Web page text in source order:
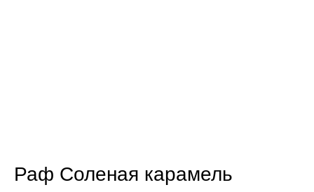
Раф Соленая карамель